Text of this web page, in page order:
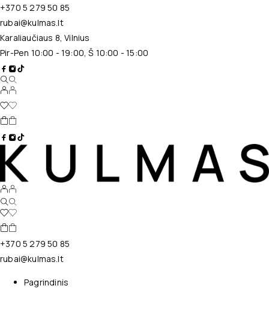
+370 5 279 50 85
rubai@kulmas.lt
Karaliaučiaus 8, Vilnius
Pir-Pen 10:00 - 19:00, Š 10:00 - 15:00
+370 5 279 50 85
rubai@kulmas.lt
Pagrindinis